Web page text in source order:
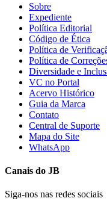
Sobre
Expediente
Política Editorial
Código de Ética
Política de
Política de
Diversidade e
VC no Portal
Acervo Histórico
Guia da Marca
Contato
Central de Suporte
Mapa do Site
WhatsApp
Canais do JB
Siga-nos nas redes sociais